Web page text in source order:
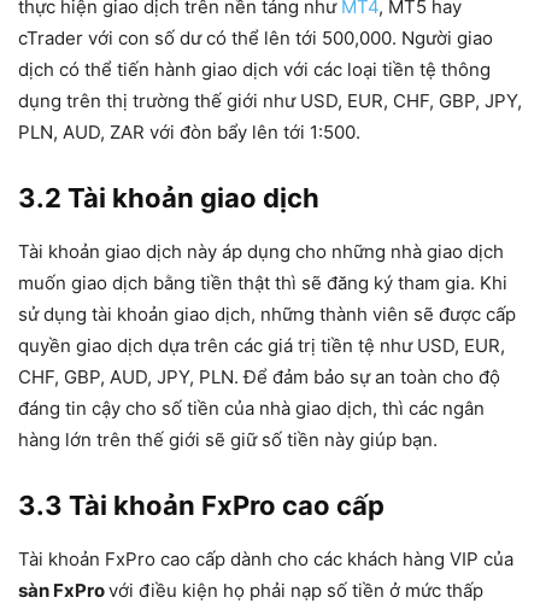
thực hiện giao dịch trên nền tảng như MT4, MT5 hay
cTrader với con số dư có thể lên tới 500,000. Người giao
dịch có thể tiến hành giao dịch với các loại tiền tệ thông
dụng trên thị trường thế giới như USD, EUR, CHF, GBP, JPY,
PLN, AUD, ZAR với đòn bẩy lên tới 1:500.
3.2 Tài khoản giao dịch
Tài khoản giao dịch này áp dụng cho những nhà giao dịch
muốn giao dịch bằng tiền thật thì sẽ đăng ký tham gia. Khi
sử dụng tài khoản giao dịch, những thành viên sẽ được cấp
quyền giao dịch dựa trên các giá trị tiền tệ như USD, EUR,
CHF, GBP, AUD, JPY, PLN. Để đảm bảo sự an toàn cho độ
đáng tin cậy cho số tiền của nhà giao dịch, thì các ngân
hàng lớn trên thế giới sẽ giữ số tiền này giúp bạn.
3.3 Tài khoản FxPro cao cấp
Tài khoản FxPro cao cấp dành cho các khách hàng VIP của
sàn FxProvới điều kiện họ phải nạp số tiền ở mức thấp